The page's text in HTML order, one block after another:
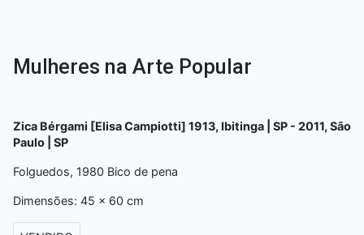
Mulheres na Arte Popular
Zica Bérgami [Elisa Campiotti] 1913, Ibitinga | SP - 2011, São
Paulo | SP
Folguedos, 1980 Bico de pena
Dimensões: 45 x 60 cm